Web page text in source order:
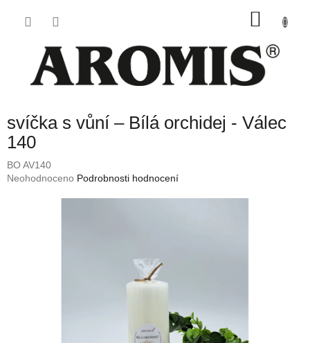
svíčka s vůní – Bílá orchidej - Válec
140
BO AV140
Průměrné
Neohodnoceno Podrobnosti hodnocení